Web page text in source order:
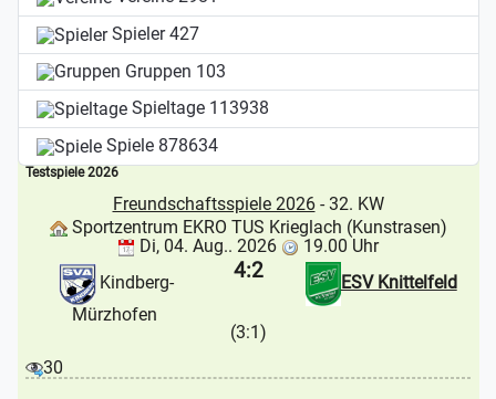
Spieler427
Gruppen 103
Spieltage 113938
Spiele 878634
Testspiele 2026
Freundschaftsspiele 2026- 32. KW
Sportzentrum EKRO TUS Krieglach (Kunstrasen)
Di, 04. Aug.. 2026
19.00 Uhr
Kindberg-
Mürzhofen
ESV Knittelfeld
4:2
(3:1)
30